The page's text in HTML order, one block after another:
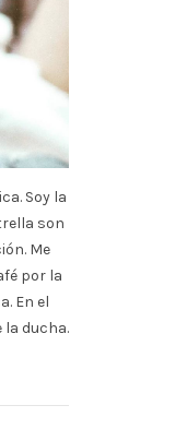
Soy la
son
Me
por la
En el
la ducha.